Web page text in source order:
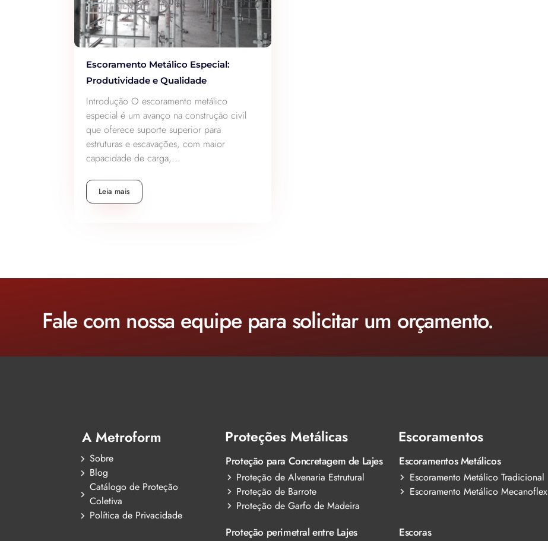
Escoramento Metálico Especial:
Produtividade e Qualidade
Introdução O escoramento metálico
especial é um avanço na construção civil
que oferece suporte superior para
estruturas e escavações, com maior
capacidade de carga,...
Leia mais
Fale com nossa equipe para solicitar um orçamento.
A Metroform
Sobre
Blog
Catálogo de Proteção
Coletiva
Política de Privacidade
Proteções Metálicas
Proteção para Concretagem de Lajes
Proteção de Alvenaria Estrutural
Proteção de Barrote
Proteção de Garfo de Madeira
Proteção perimetral entre Lajes
Escoramentos
Escoramentos Metálicos
Escoramento Metálico Tradicional
Escoramento Metálico Mecanoflex
Escoras